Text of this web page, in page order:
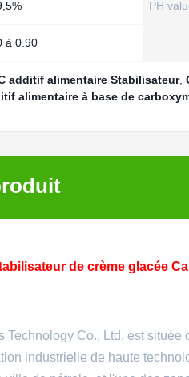
PH
à 0.90
additif alimentaire Stabilisateur,
alimentaire à base de
de crème glacée
Technology Co., Ltd. est
industrielle de haute